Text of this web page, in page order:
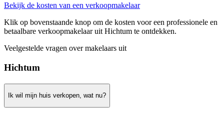
Bekijk de kosten van een verkoopmakelaar
Klik op bovenstaande knop om de kosten voor een professionele en
betaalbare verkoopmakelaar uit Hichtum te ontdekken.
Veelgestelde vragen over makelaars uit
Hichtum
Ik wil mijn huis verkopen, wat nu?